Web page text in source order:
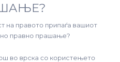
на правото припаѓа вашиот
правно прашање?
во врска со користењето